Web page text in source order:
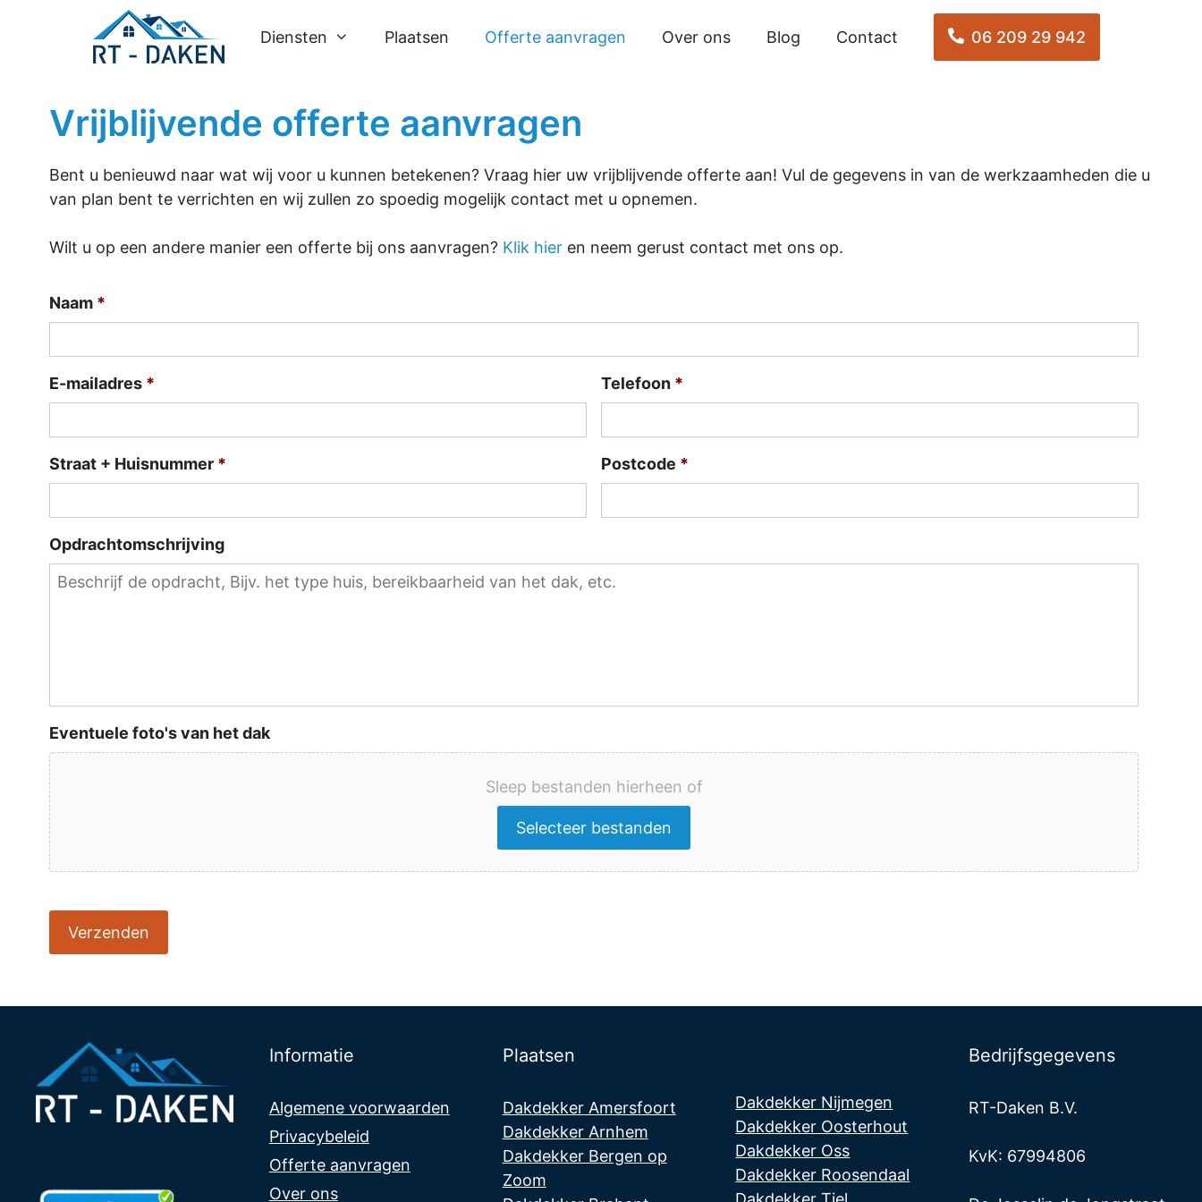
Diensten Plaatsen Offerte aanvragen Over ons Blog Contact 06 209 29 942
Vrijblijvende offerte aanvragen
Bent u benieuwd naar wat wij voor u kunnen betekenen? Vraag hier uw vrijblijvende offerte aan! Vul de gegevens in van de werkzaamheden die u
van plan bent te verrichten en wij zullen zo spoedig mogelijk contact met u opnemen.
Wilt u op een andere manier een offerte bij ons aanvragen? Klik hier en neem gerust contact met ons op.
Naam *
E-mailadres * Telefoon *
Straat + Huisnummer * Postcode *
Opdrachtomschrijving
Eventuele foto's van het dak
Sleep bestanden hierheen of
Informatie
Algemene voorwaarden
Privacybeleid
Offerte aanvragen
Over ons
Plaatsen
Dakdekker Amersfoort
Dakdekker Arnhem
Dakdekker Bergen op
Zoom
Dakdekker Nijmegen
Dakdekker Oosterhout
Dakdekker Oss
Dakdekker Roosendaal
Bedrijfsgegevens
RT-Daken B.V.
KvK: 67994806